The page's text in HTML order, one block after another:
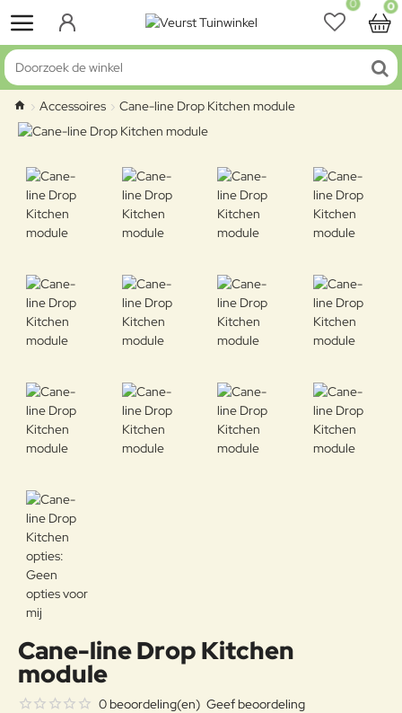
0 0
Doorzoek de winkel
home
Accessoires Cane-line Drop Kitchen module
Cane-line Drop Kitchen
module
0 beoordeling(en) Geef beoordeling